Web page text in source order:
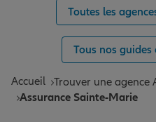
Toutes les
Tous nos
Accueil Trouver une agence
Assurance Sainte-Marie